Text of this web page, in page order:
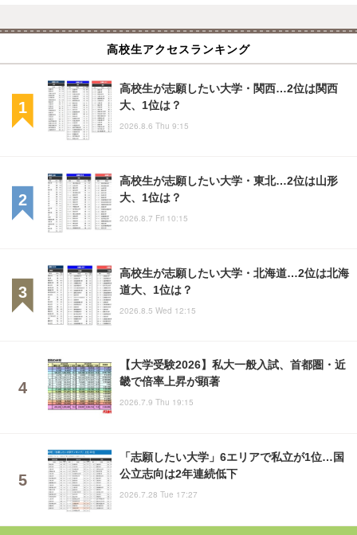
高校生アクセスランキング
高校生が志願したい大学・関西…2位は関西
大、1位は？
2026.8.6 Thu 9:15
高校生が志願したい大学・東北…2位は山形
大、1位は？
2026.8.7 Fri 10:15
高校生が志願したい大学・北海道…2位は北海
道大、1位は？
2026.8.5 Wed 12:15
【大学受験2026】私大一般入試、首都圏・近
畿で倍率上昇が顕著
2026.7.9 Thu 19:15
「志願したい大学」6エリアで私立が1位…国
公立志向は2年連続低下
2026.7.28 Tue 17:27